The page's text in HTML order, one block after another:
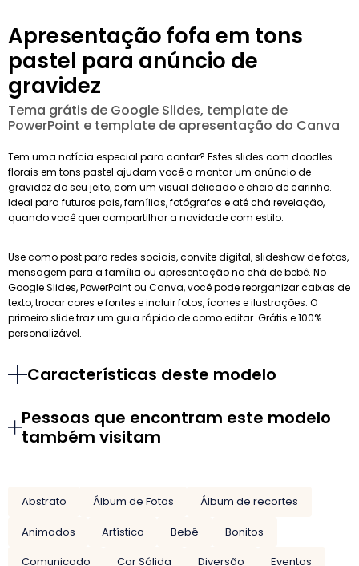
Apresentação fofa em tons
pastel para anúncio de
gravidez
Tema grátis de Google Slides, template de
PowerPoint e template de apresentação do Canva
Tem uma notícia especial para contar? Estes slides com doodles
florais em tons pastel ajudam você a montar um anúncio de
gravidez do seu jeito, com um visual delicado e cheio de carinho.
Ideal para futuros pais, famílias, fotógrafos e até chá revelação,
quando você quer compartilhar a novidade com estilo.
Use como post para redes sociais, convite digital, slideshow de fotos,
mensagem para a família ou apresentação no chá de bebê. No
Google Slides, PowerPoint ou Canva, você pode reorganizar caixas de
texto, trocar cores e fontes e incluir fotos, ícones e ilustrações. O
primeiro slide traz um guia rápido de como editar. Grátis e 100%
personalizável.
Características deste modelo
Pessoas que encontram este modelo
também visitam
Abstrato Álbum de Fotos
Álbum de recortes
Animados
Artístico Bebê
Bonitos
Comunicado
Cor Sólida Diversão
Eventos